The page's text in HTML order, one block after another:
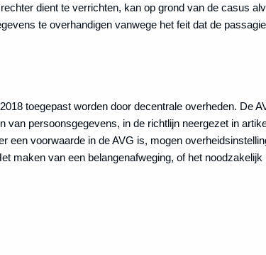
dient te verrichten, kan op grond van de casus
te overhandigen vanwege het feit dat de
toegepast worden door decentrale overheden. De
persoonsgegevens, in de richtlijn neergezet in
een voorwaarde in de AVG is, mogen
maken van een belangenafweging, of het noodzakelijk